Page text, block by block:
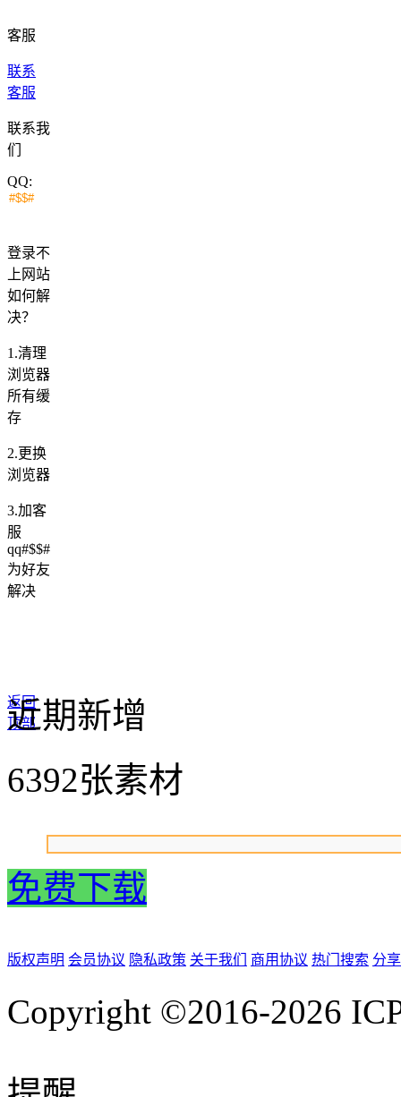
客服
联系
客服
联系我
们
QQ:
登录不
上网站
如何解
决？
1.清理
浏览器
所有缓
存
2.更换
浏览器
3.加客
服
qq#$$#
为好友
解决
返回
顶部
近期新增
6392张素材
免费下载
版权声明 会员协议 隐私政策 关于我们 商用协议 热门搜索 分
Copyright ©2016-2026